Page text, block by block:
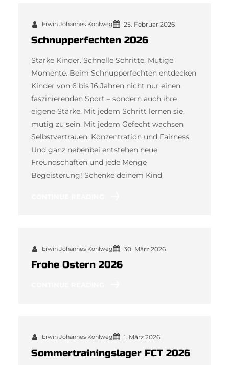
Erwin Johannes Kohlweg 25. Februar 2026
Schnupperfechten 2026
Starke Kinder. Schnelle Schritte. Mutige
Momente. Beim Schnupperfechten entdecken
Kinder von 6 bis 16 Jahren nicht nur einen
faszinierenden Sport – sondern auch ihre
eigene Stärke. Mit jedem Schritt lernen sie,
mutig zu sein. Mit jedem Gefecht wachsen
Selbstvertrauen, Konzentration und Fairness.
Und ganz nebenbei entstehen neue
Freundschaften und jede Menge
Begeisterung! Schenke deinem Kind
Erwin Johannes Kohlweg 30. März 2026
Frohe Ostern 2026
Erwin Johannes Kohlweg 1. März 2026
Sommertrainingslager FCT 2026